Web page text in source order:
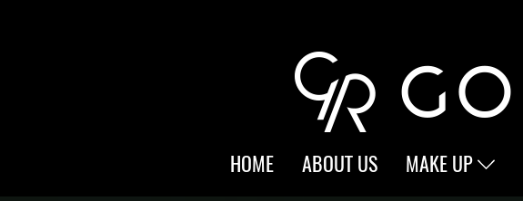
HOME ABOUT US MAKE UP